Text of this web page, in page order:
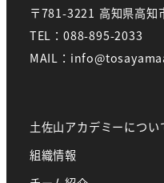
〒781-3221 高知県高知
TEL：088-895-2033
MAIL：
土佐山アカデミーについ
組織情報